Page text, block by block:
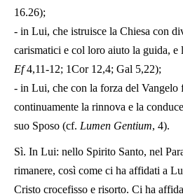
16.26);
- in Lui, che istruisce la Chiesa con
carismatici e col loro aiuto la guida,
Ef4,11-12; 1Cor 12,4; Gal 5,22);
- in Lui, che con la forza del Vangelo
continuamente la rinnova e la
suo Sposo (cf. Lumen Gentium, 4).
Sì. In Lui: nello Spirito Santo, nel
rimanere, così come ci ha affidati a
Cristo crocefisso e risorto. Ci ha